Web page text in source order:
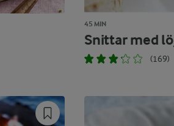
45 MIN
Snittar med
(169)